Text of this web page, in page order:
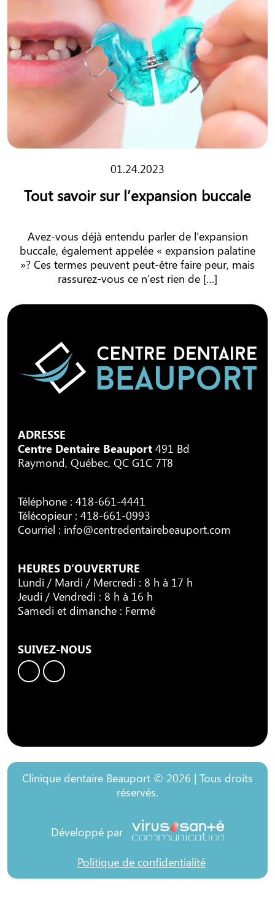
01.24.2023
Tout savoir sur l’expansion buccale
Avez-vous déjà entendu parler de l’expansion
buccale, également appelée « expansion palatine
»? Ces termes peuvent peut-être faire peur, mais
rassurez-vous ce n’est rien de […]
ADRESSE
Centre Dentaire Beauport 491 Bd
Raymond, Québec, QC G1C 7T8
Téléphone : 418-661-4441
Télécopieur : 418-661-0993
Courriel : info@centredentairebeauport.com
HEURES D’OUVERTURE
Lundi / Mardi / Mercredi : 8 h à 17 h
Jeudi / Vendredi : 8 h à 16 h
Samedi et dimanche : Fermé
SUIVEZ-NOUS
Clinique dentaire Beauport © 2026 | Tous droits
réservés.
Développé par
Politique de confidentialité